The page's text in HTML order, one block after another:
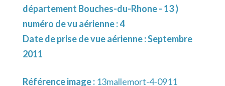
département Bouches-du-Rhone - 13 )
numéro de vu aérienne : 4
Date de prise de vue aérienne : Septembre
2011
Référence image : 13mallemort-4-0911